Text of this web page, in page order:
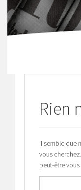
Rien
Il semble que
vous
peut-être vous